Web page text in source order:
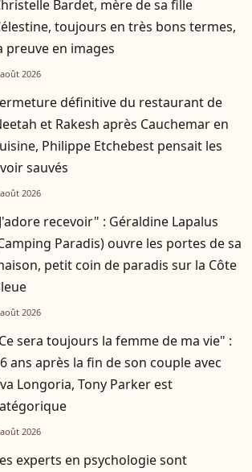
Bardet, mère de sa fille
toujours en très bons termes,
preuve en images
2026
définitive du restaurant de
et Rakesh après Cauchemar en
Philippe Etchebest pensait les
sauvés
2026
recevoir" : Géraldine Lapalus
Paradis) ouvre les portes de sa
petit coin de paradis sur la Côte
2026
sera toujours la femme de ma vie" :
ans après la fin de son couple avec
Longoria, Tony Parker est
2026
experts en psychologie sont